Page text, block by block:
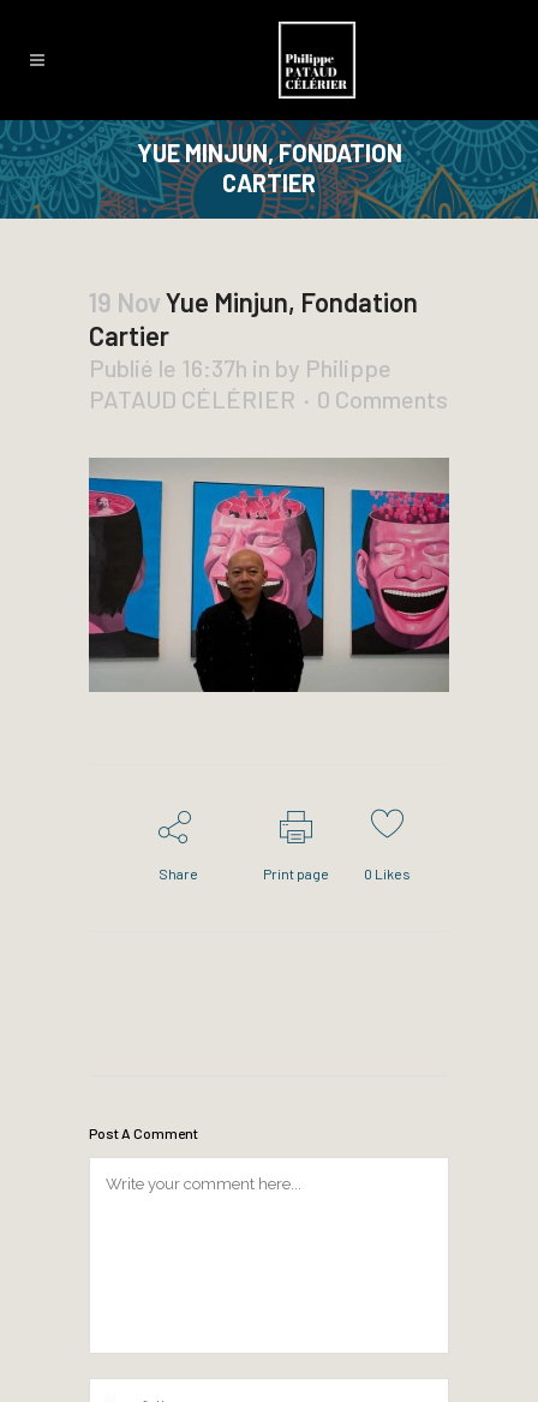
YUE MINJUN, FONDATION
CARTIER
19 NovYue Minjun, Fondation
Cartier
Publié le 16:37h in by Philippe
PATAUD CÉLÉRIER
0 Comments
Share Print page 0 Likes
Post A Comment